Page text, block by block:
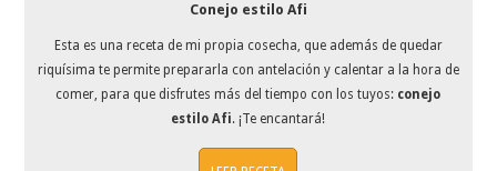
Conejo estilo Afi
Esta es una receta de mi propia cosecha, que además de quedar
riquísima te permite prepararla con antelación y calentar a la hora de
comer, para que disfrutes más del tiempo con los tuyos: conejo
estilo Afi. ¡Te encantará!